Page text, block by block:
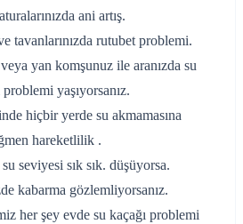
ani artış.
tavanlarınızda rutubet problemi.
yan komşunuz ile aranızda su
problemi yaşıyorsanız.
hiçbir yerde su akmamasına
hareketlilik .
seviyesi sık sık. düşüyorsa.
kabarma gözlemliyorsanız.
her şey evde su kaçağı problemi